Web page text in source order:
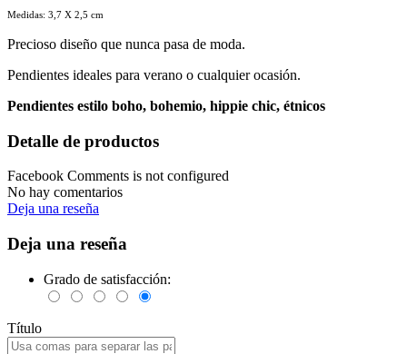
Medidas: 3,7 X 2,5 cm
Precioso diseño que nunca pasa de moda.
Pendientes ideales para verano o cualquier ocasión.
Pendientes estilo boho, bohemio, hippie chic, étnicos
Detalle de productos
Facebook Comments is not configured
No hay comentarios
Deja una reseña
Deja una reseña
Grado de satisfacción:
Título